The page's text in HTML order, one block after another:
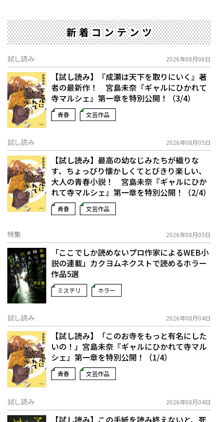
新着コンテンツ
試し読み 2026年08月06日
【試し読み】『成瀬は天下を取りにいく』著
者の最新作！ 宮島未奈『ギャルにひかれて
寺マルシェ』第一章を特別公開！（3/4）
青春 文芸作品
試し読み 2026年08月05日
【試し読み】最高の幼なじみたちが織りな
す、ちょっぴり懐かしくてとびきり楽しい、
大人の青春小説！ 宮島未奈『ギャルにひか
れて寺マルシェ』第一章を特別公開！（2/4）
青春 文芸作品
特集 2026年08月05日
「ここでしか読めないプロ作家によるWEB小
説の連載」――カクヨムネクストで読めるホラー
作品5選
ミステリ ホラー
試し読み 2026年08月04日
【試し読み】「このお寺をもっと有名にした
いの！」宮島未奈『ギャルにひかれて寺マル
シェ』第一章を特別公開！（1/4）
青春 文芸作品
試し読み 2026年08月04日
【試し読み】この手紙を読み終えないと、死